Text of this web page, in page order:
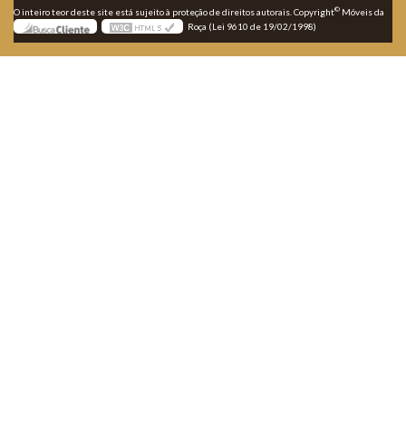
O inteiro teor deste site está sujeito à proteção de direitos autorais. Copyright© Móveis da
Roça (Lei 9610 de 19/02/1998)